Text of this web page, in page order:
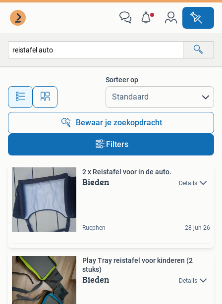
Alle afstanden…
Sorteer op
Bewaar je zoekopdracht
Filters
2 x Reistafel voor in de auto.
Bieden Details
Rucphen 28 jun 26
Play Tray reistafel voor kinderen (2
stuks)
Bieden Details